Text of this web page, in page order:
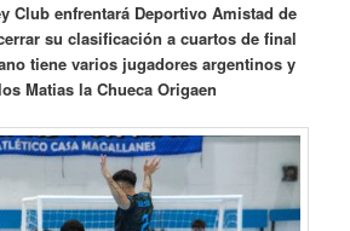
Club enfrentará Deportivo Amistad de
su clasificación a cuartos de final
tiene varios jugadores argentinos y
Matias la Chueca Origaen